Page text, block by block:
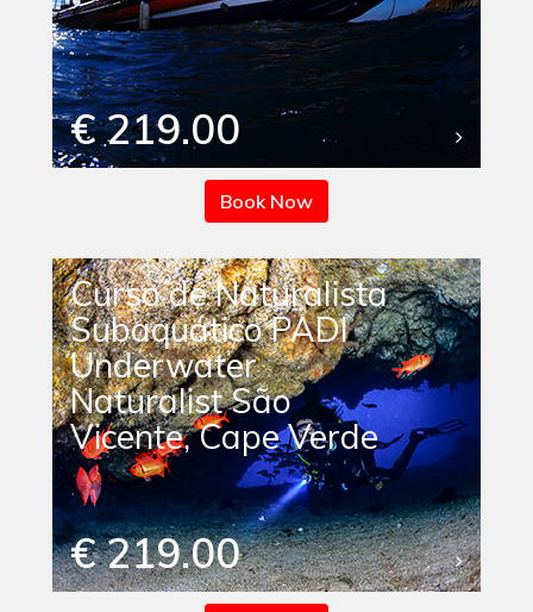
€ 219.00
Book Now
Curso de Naturalista
Subaquático PADI
Underwater
Naturalist São
Vicente, Cape Verde
€ 219.00